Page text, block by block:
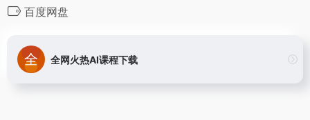
百度网盘
全网火热AI课程下载